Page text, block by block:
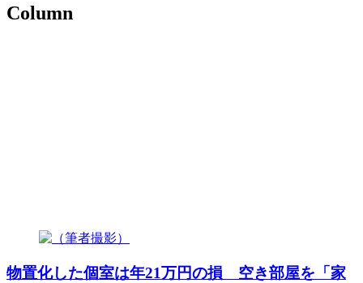
Column
物置化した個室は年21万円の損 空き部屋を「家